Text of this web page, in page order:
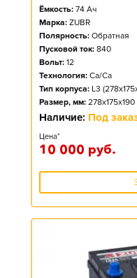
Ёмкость: 74 Ач
Марка: ZUBR
Полярность: Обратная
Пусковой ток: 840
Вольт: 12
Технология: Ca/Ca
Тип корпуса: L3
Размер, мм: 278x175x190
Наличие: Под
Цена*
10 000 руб.